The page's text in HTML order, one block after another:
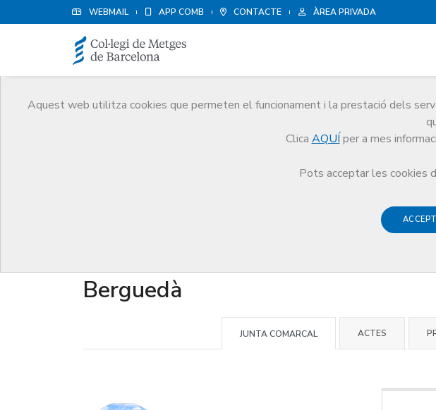
WEBMAIL APP COMB CONTACTE ÀREA PRIVADA
Aquest web utilitza cookies que permeten el funcionament i la prestació dels
Clica AQUÍ per a mes
Pots acceptar les cookies
Berguedà
Berguedà
JUNTA COMARCAL ACTES